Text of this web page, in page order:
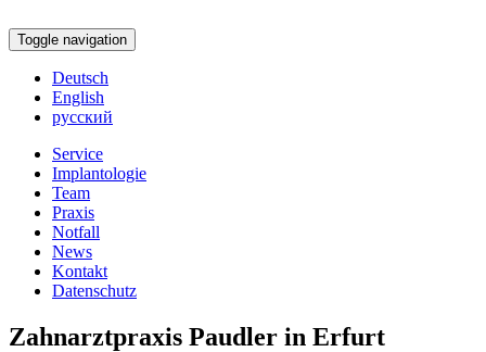
Toggle navigation
Deutsch
English
русский
Service
Implantologie
Team
Praxis
Notfall
News
Kontakt
Datenschutz
Zahnarztpraxis Paudler in Erfurt